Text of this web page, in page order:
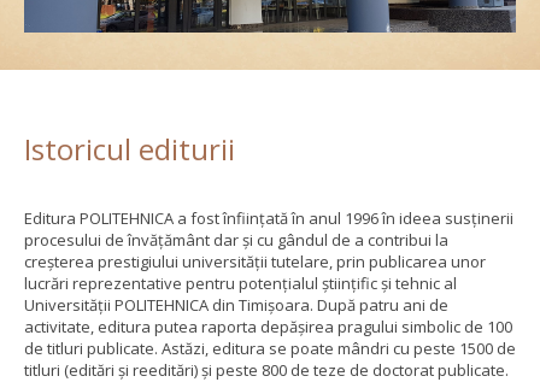
Istoricul editurii
Editura POLITEHNICA a fost înfiinţată în anul 1996 în ideea susținerii
procesului de învățământ dar și cu gândul de a contribui la
creşterea prestigiului universităţii tutelare, prin publicarea unor
lucrări reprezentative pentru potenţialul ştiinţific şi tehnic al
Universităţii POLITEHNICA din Timişoara. După patru ani de
activitate, editura putea raporta depăşirea pragului simbolic de 100
de titluri publicate. Astăzi, editura se poate mândri cu peste 1500 de
titluri (editări şi reeditări) şi peste 800 de teze de doctorat publicate.